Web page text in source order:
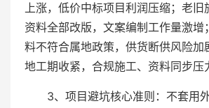
上涨，低价中标项目利润压缩；老旧
资料全部改版，文案编制工作量激增
料不符合属地政策，供货断供风险加
地工期收紧，合规施工、资料同步压
3、项目避坑核心准则：不套用